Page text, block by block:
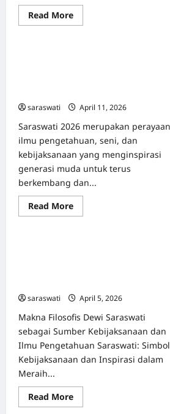
Read MoreRead
more
Menyambut
di
Era
Modern
Uncategorized
saraswati
April 11, 2026
Saraswati 2026 merupakan perayaan
ilmu pengetahuan, seni, dan
kebijaksanaan yang menginspirasi
generasi muda untuk terus
berkembang dan...
Read MoreRead
more
Bersama
Menuju
Generasi
Unggul
Uncategorized
saraswati
April 5, 2026
Makna Filosofis Dewi Saraswati
sebagai Sumber Kebijaksanaan dan
Ilmu Pengetahuan Saraswati: Simbol
Kebijaksanaan dan Inspirasi dalam
Meraih...
Read MoreRead
more